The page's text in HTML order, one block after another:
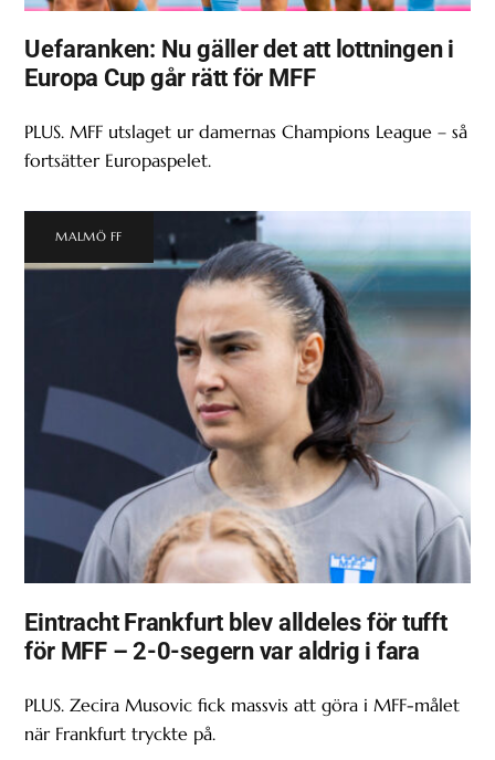
Uefaranken: Nu gäller det att lottningen i
Europa Cup går rätt för MFF
PLUS. MFF utslaget ur damernas Champions League – så
fortsätter Europaspelet.
MALMÖ FF
Eintracht Frankfurt blev alldeles för tufft
för MFF – 2-0-segern var aldrig i fara
PLUS. Zecira Musovic fick massvis att göra i MFF-målet
när Frankfurt tryckte på.